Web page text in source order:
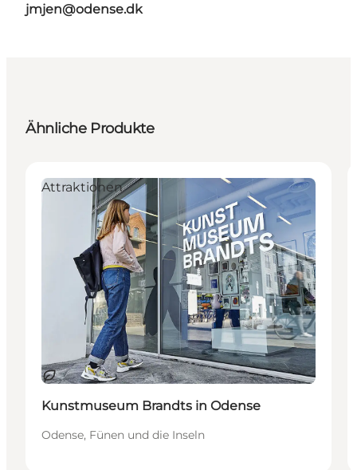
jmjen@odense.dk
Ähnliche Produkte
Nachhaltig
Attraktionen
Kunstmuseum Brandts in Odense
Odense, Fünen und die Inseln